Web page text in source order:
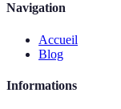
Navigation
Accueil
Blog
Informations